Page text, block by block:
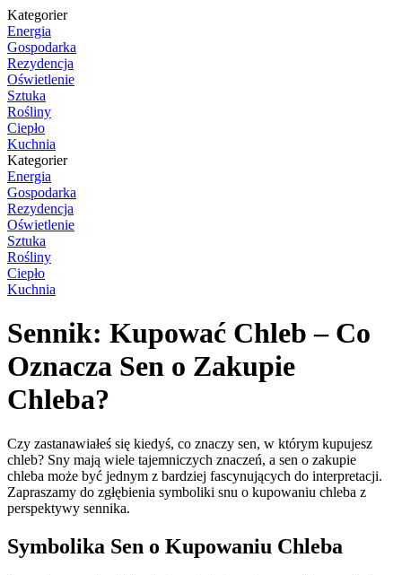
Kategorier
Energia
Gospodarka
Rezydencja
Oświetlenie
Sztuka
Rośliny
Ciepło
Kuchnia
Kategorier
Energia
Gospodarka
Rezydencja
Oświetlenie
Sztuka
Rośliny
Ciepło
Kuchnia
Sennik: Kupować Chleb – Co
Oznacza Sen o Zakupie
Chleba?
Czy zastanawiałeś się kiedyś, co znaczy sen, w którym kupujesz
chleb? Sny mają wiele tajemniczych znaczeń, a sen o zakupie
chleba może być jednym z bardziej fascynujących do interpretacji.
Zapraszamy do zgłębienia symboliki snu o kupowaniu chleba z
perspektywy sennika.
Symbolika Sen o Kupowaniu Chleba